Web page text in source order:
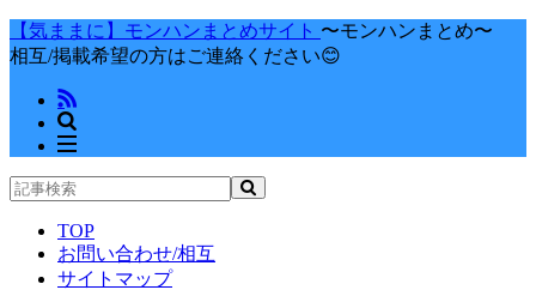
【気ままに】モンハンまとめサイト 〜モンハンまとめ〜
相互/掲載希望の方はご連絡ください😊
TOP
お問い合わせ/相互
サイトマップ